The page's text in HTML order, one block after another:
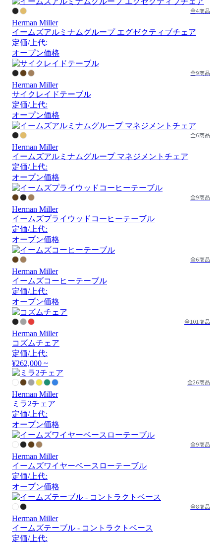
全4商品
Herman Miller
イームズアルミナムグループ エグゼクティブチェア
定価/上代:
オープン価格
全9商品
Herman Miller
サイクレイドテーブル
定価/上代:
オープン価格
全6商品
Herman Miller
イームズアルミナムグループ マネジメントチェア
定価/上代:
オープン価格
全9商品
Herman Miller
イームズプライウッドコーヒーテーブル
定価/上代:
オープン価格
全6商品
Herman Miller
イームズコーヒーテーブル
定価/上代:
オープン価格
全101商品
Herman Miller
コズムチェア
定価/上代:
¥262,000 ~
全26商品
Herman Miller
ミラ2チェア
定価/上代:
オープン価格
全9商品
Herman Miller
イームズワイヤーベースローテーブル
定価/上代:
オープン価格
全8商品
Herman Miller
イームズテーブル - コントラクトベース
定価/上代: